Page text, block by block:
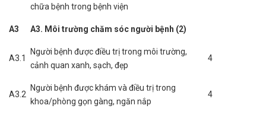
chữa bệnh trong bệnh viện
A3 A3. Môi trường chăm sóc người bệnh (2)
A3.1
Người bệnh được điều trị trong môi trường,
cảnh quan xanh, sạch, đẹp
4
A3.2
Người bệnh được khám và điều trị trong
khoa/phòng gọn gàng, ngăn nắp
4